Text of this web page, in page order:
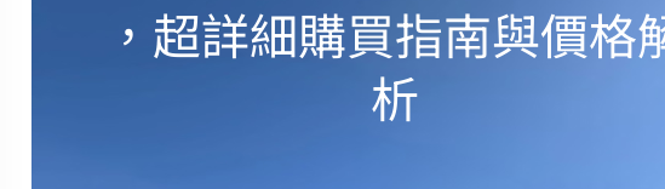
與
價
格
解